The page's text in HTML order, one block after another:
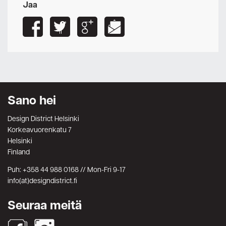
Jaa
Sano hei
Design District Helsinki
Korkeavuorenkatu 7
Helsinki
Finland
Puh: +358 44 988 0168 // Mon-Fri 9-17
info(at)designdistrict.fi
Seuraa meitä